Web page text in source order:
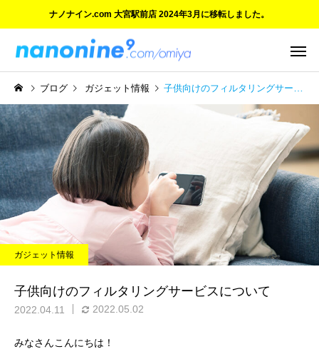
ナノナイン.com 大宮駅前店 2024年3月に移転しました。
ご紹介とお知らせ
ご愛顧に感謝 大宮マルイ店
の閉店と新店舗のご案内
ご紹介とお知らせ
ついにオープン！『ナ
イン.com 大宮駅前店』
ブログ ガジェット情報 子供向けのフィルタリングサービスについて
ガジェット情報
子供向けのフィルタリングサービスについて
2022.04.11 2022.05.02
みなさんこんにちは！